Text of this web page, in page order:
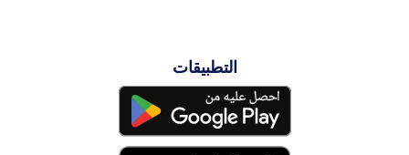
التطبيقات